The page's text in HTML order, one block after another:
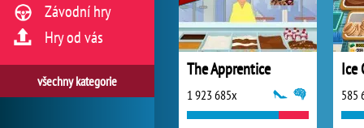
The Apprentice
1 923 685x
Ice
585
Závodní hry
Hry od vás
všechny kategorie